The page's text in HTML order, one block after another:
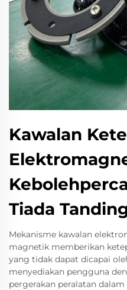
Kawalan
Tiada
Mekanisme kawalan
magnetik memberikan
yang tidak dapat dicapai
menyediakan pengguna
pergerakan peralatan dalam